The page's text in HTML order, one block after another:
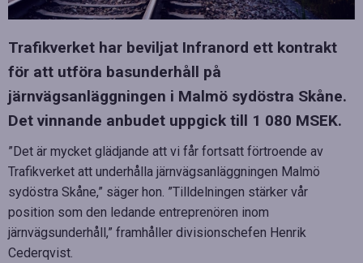
Trafikverket har beviljat Infranord ett kontrakt
för att utföra basunderhåll på
järnvägsanläggningen i Malmö sydöstra Skåne.
Det vinnande anbudet uppgick till 1 080 MSEK.
”Det är mycket glädjande att vi får fortsatt förtroende av
Trafikverket att underhålla järnvägsanläggningen Malmö
sydöstra Skåne,” säger hon. ”Tilldelningen stärker vår
position som den ledande entreprenören inom
järnvägsunderhåll,” framhåller divisionschefen Henrik
Cederqvist.